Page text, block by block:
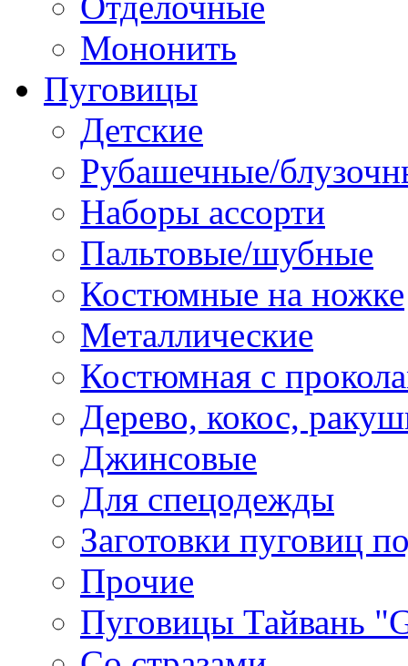
Мононить
Пуговицы
Детские
Рубашечные/
Наборы ассорти
Пальтовые/шубные
Костюмные на ножке
Металлические
Костюмная с
Дерево, кокос,
Джинсовые
Для спецодежды
Заготовки пуговиц
Прочие
Пуговицы Тайвань